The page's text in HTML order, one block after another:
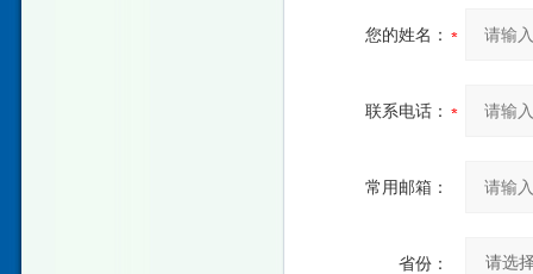
您的姓名：
联系电话：
常用邮箱：
省份：